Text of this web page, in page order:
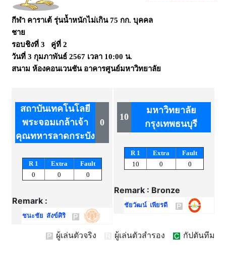
กีฬา คาราเต้ รุ่นน้ำหนักไม่เกิน 75 กก. บุคคล
ชาย
รอบชิงที่ 3 คู่ที่ 2
วันที่ 3 กุมภาพันธ์ 2567 เวลา 10:00 น.
สนาม ห้องคอนเวนชัน อาคารศูนย์มหาวิทยาลัย
สถาบันเทคโนโลยี
พระจอมเกล้าเจ้า
คุณทหารลาดกระบัง
0
R 1 Extra
Fault
0
0 0
Remark :
ชนะชัย สังข์ศิริ
10
มหาวิทยาลัย
กรุงเทพธนบุรี
R 1 Extra
Fault
10
0 0
Remark : Bronze
ชัยวัฒน์ เพียรดี
ผู้เล่นตัวจริง ผู้เล่นตัวสำรอง กัปตันทีม